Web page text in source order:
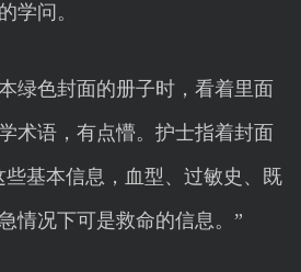
学问。
绿色封面的册子时，看着里面
术语，有点懵。护士指着封面
基本信息，血型、过敏史、既
况下可是救命的信息。”